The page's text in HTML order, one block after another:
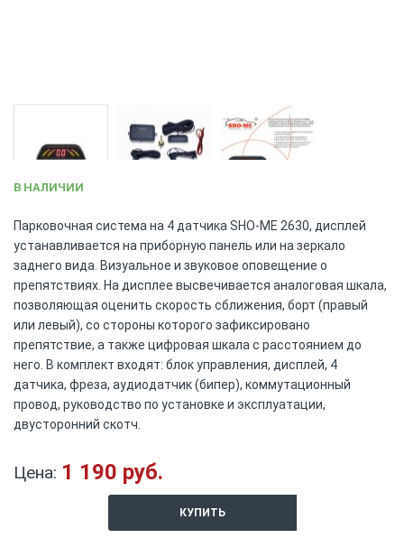
to
beginning
of
the
images
gallery
В НАЛИЧИИ
Парковочная система на 4 датчика SHO-ME 2630, дисплей
устанавливается на приборную панель или на зеркало
заднего вида. Визуальное и звуковое оповещение о
препятствиях. На дисплее высвечивается аналоговая шкала,
позволяющая оценить скорость сближения, борт (правый
или левый), со стороны которого зафиксировано
препятствие, а также цифровая шкала с расстоянием до
него. В комплект входят: блок управления, дисплей, 4
датчика, фреза, аудиодатчик (бипер), коммутационный
провод, руководство по установке и эксплуатации,
двусторонний скотч.
Цена: 1 190 руб.
КУПИТЬ